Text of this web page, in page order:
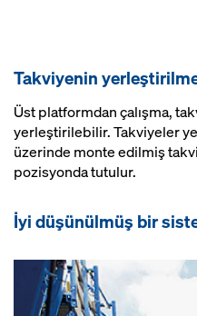
Takviyenin
Üst platformdan çalışma,
yerleştirilebilir. Takviyeler
üzerinde monte edilmiş
pozisyonda tutulur.
İyi düşünülmüş bir